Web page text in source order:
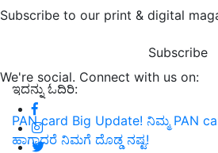
Subscribe to our print & digital
Subscribe
We're social. Connect with us on:
ಇದನ್ನು ಓದಿರಿ:
PAN card Big Update! ನಿಮ್ಮ PAN
ಹಾಗಾದರೆ ನಿಮಗೆ ದೊಡ್ಡ ನಷ್ಟ!